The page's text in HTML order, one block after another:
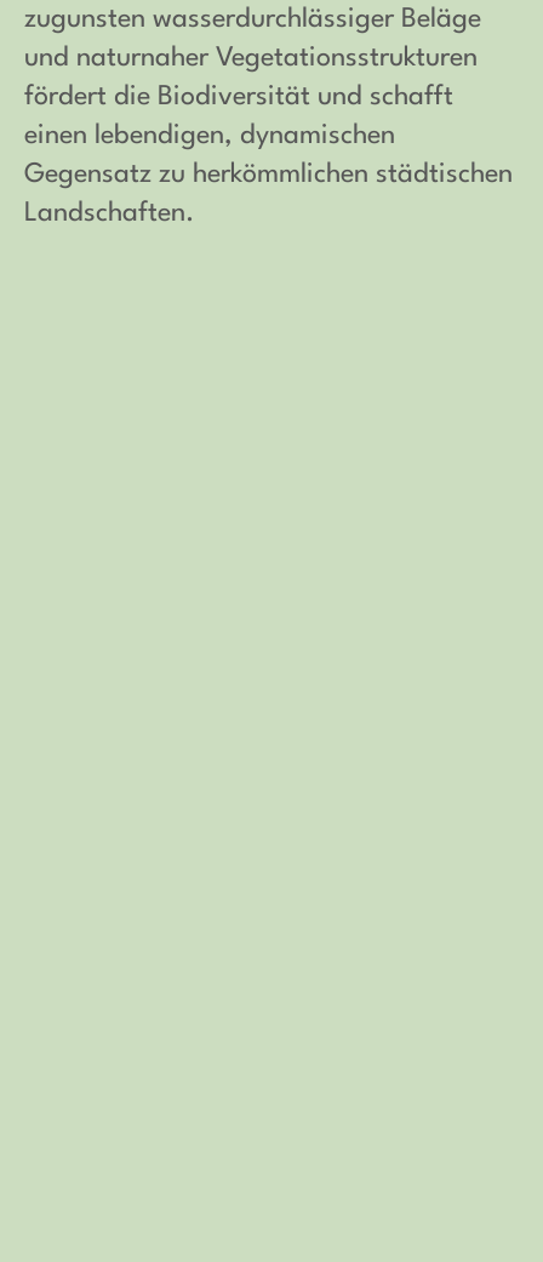
zugunsten wasserdurchlässiger Beläge
und naturnaher Vegetationsstrukturen
fördert die Biodiversität und schafft
einen lebendigen, dynamischen
Gegensatz zu herkömmlichen städtischen
Landschaften.